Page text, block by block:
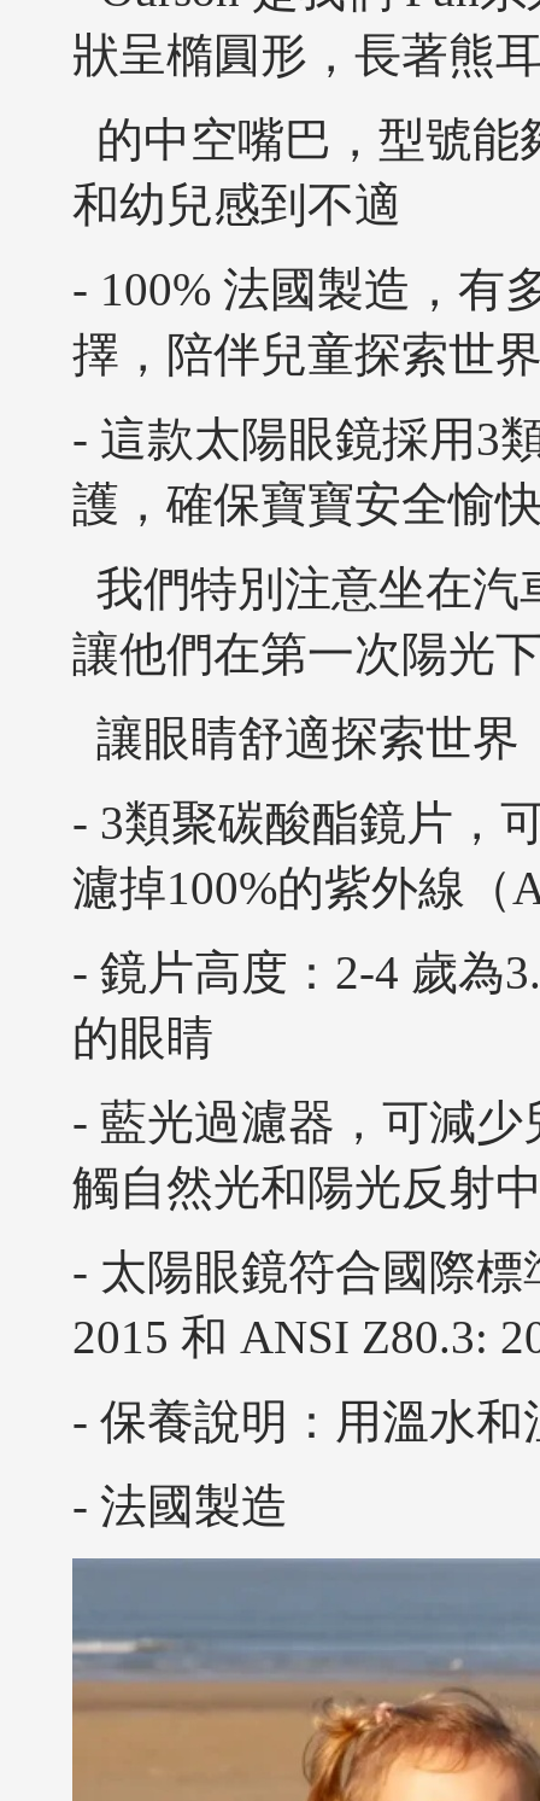
狀呈橢圓形，長著熊
的中空嘴巴，型號
和幼兒感到不適
- 100% 法國製造，有
擇，陪伴兒童探索世
- 這款太陽眼鏡採用3
護，確保寶寶安全愉
我們特別注意坐在汽
讓他們在第一次陽光
讓眼睛舒適探索世界
- 3類聚碳酸酯鏡片，
濾掉100%的紫外線（
- 鏡片高度：2-4 歲為
的眼睛
- 藍光過濾器，可減
觸自然光和陽光反射
- 太陽眼鏡符合國際標
2015 和 ANSI Z80.3:
- 保養說明：用溫水
- 法國製造